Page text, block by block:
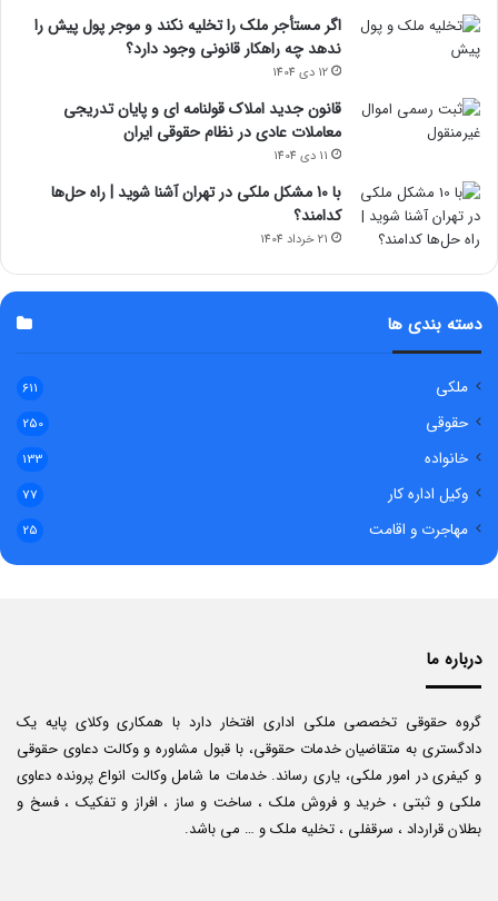
اگر مستأجر ملک را تخلیه نکند و موجر پول پیش را
ندهد چه راهکار قانونی وجود دارد؟
12 دی 1404
قانون جدید املاک قولنامه ای و پایان تدریجی
معاملات عادی در نظام حقوقی ایران
11 دی 1404
با 10 مشکل ملکی در تهران آشنا شوید | راه حل‌ها
کدامند؟
21 خرداد 1404
دسته بندی ها
ملکی 611
حقوقی 250
خانواده 133
وکیل اداره کار 77
مهاجرت و اقامت 25
درباره ما
گروه حقوقی تخصصی ملکی اداری افتخار دارد با همکاری وکلای پایه یک
دادگستری به متقاضیان خدمات حقوقی، با قبول مشاوره و وکالت دعاوی حقوقی
و کیفری در امور ملکی، یاری رساند. خدمات ما شامل وکالت انواع پرونده دعاوی
ملکی و ثبتی ، خرید و فروش ملک ، ساخت و ساز ، افراز و تفکیک ، فسخ و
بطلان قرارداد ، سرقفلی ، تخلیه ملک و … می باشد.